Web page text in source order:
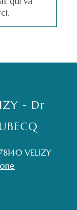
- Dr
VELIZY